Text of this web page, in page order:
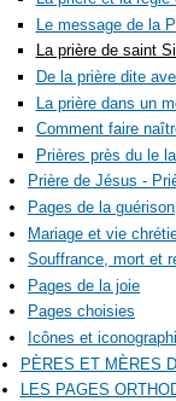
Le message de la
La prière de saint
De la prière dite
La prière dans un
Comment faire
Prières près du le
Prière de Jésus -
Pages de la guérison
Mariage et vie
Souffrance, mort et
Pages de la joie
Pages choisies
Icônes et
PÈRES ET MÈRES
LES PAGES